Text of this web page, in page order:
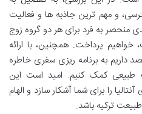
و مهم ترین جاذبه ها و فعالیت
منحصر به فرد برای هر دو گروه زوج
خواهیم پرداخت. همچنین، با ارائه
داریم به برنامه ریزی سفری خاطره
طبیعی کمک کنیم. امید است این
را برای شما آشکار سازد و الهام
ترکیه باشد.